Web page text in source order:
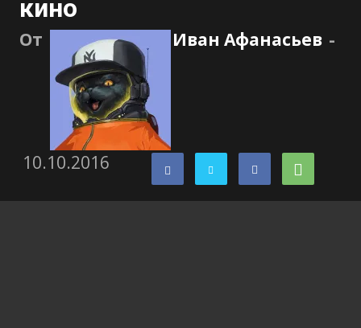
кино
От Иван Афанасьев -
10.10.2016